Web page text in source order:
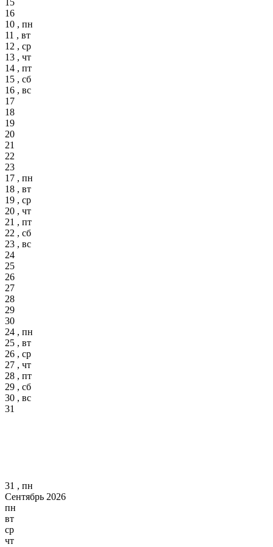
16
10 , пн
11 , вт
12 , ср
13 , чт
14 , пт
15 , сб
16 , вс
17
18
19
20
21
22
23
17 , пн
18 , вт
19 , ср
20 , чт
21 , пт
22 , сб
23 , вс
24
25
26
27
28
29
30
24 , пн
25 , вт
26 , ср
27 , чт
28 , пт
29 , сб
30 , вс
31
31 , пн
Сентябрь 2026
пн
вт
ср
чт